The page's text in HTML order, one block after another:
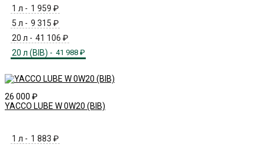
1 л - 1 959 ₽
5 л - 9 315 ₽
20 л - 41 106 ₽
20 л (BIB) - 41 988 ₽
26 000 ₽
YACCO LUBE W 0W20 (BIB)
1 л - 1 883 ₽